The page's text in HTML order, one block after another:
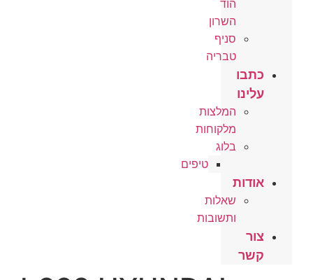
הוד
השרון
סניף
טבריה
כתבו
עלינו
המלצות
מלקוחות
בלוג
טיפים
אודות
שאלות
ותשובות
צור
קשר